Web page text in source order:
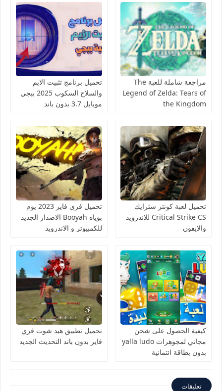
مراجعة شاملة للعبة The
Legend of Zelda: Tears of
the Kingdom
تحميل برنامج تثبيت الايم
والسلاح السكوب 2025 ببجي
موبايل 3.7 بدون باند
تحميل لعبة كونتر سترايك
Critical Strike CS للاندرويد
والايفون
تحميل فري فاير 2023 يوم
بوياه Booyah الاصدار الجديد
للكمبيوتر و الاندرويد
كيفية الحصول على شحن
مجاني لمجوهرات yalla ludo
بدون بطاقة ائتمانية
تحميل تطبيق هيد شوت فري
فاير بدون باند التحديث الجديد
تعليقات